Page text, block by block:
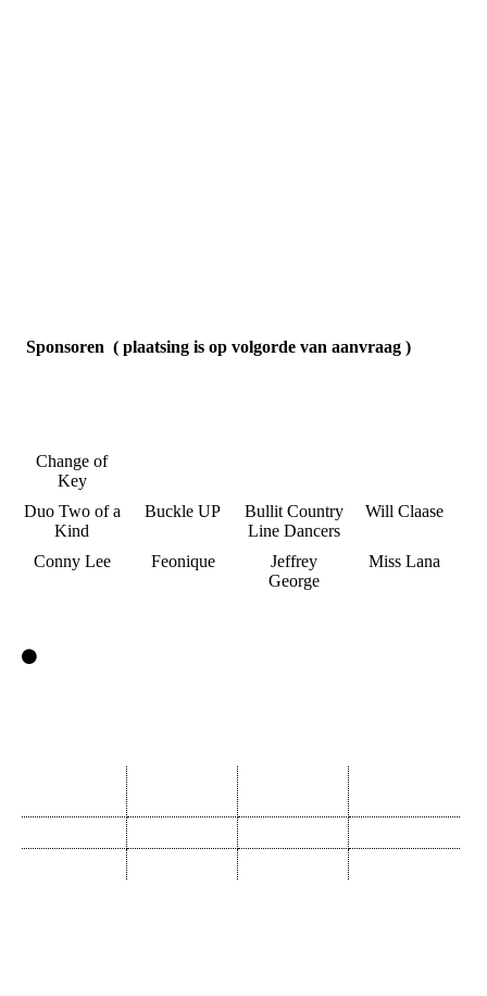
Sponsoren ( plaatsing is op volgorde van aanvraag )
Change of
Key
Duo Two of a
Kind
Buckle UP
Bullit Country
Line Dancers
Will Claase
Conny Lee Feonique
Jeffrey
George
Miss Lana